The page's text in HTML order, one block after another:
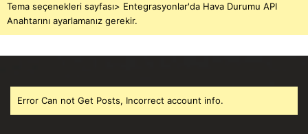
Tema seçenekleri sayfası> Entegrasyonlar'da Hava Durumu API
Anahtarını ayarlamanız gerekir.
Error Can not Get Posts, Incorrect account info.